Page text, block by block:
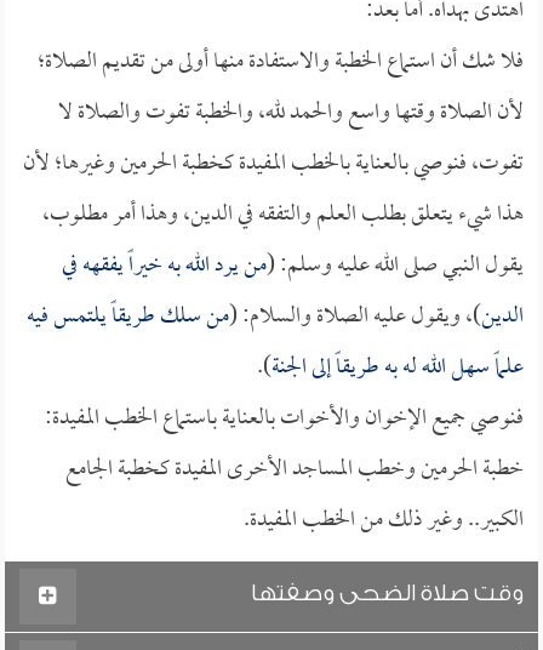
اهتدى بهداه. أما بعد:
فلا شك أن استماع الخطبة والاستفادة منها أولى من تقديم الصلاة؛
لأن الصلاة وقتها واسع والحمد لله، والخطبة تفوت والصلاة لا
تفوت، فنوصي بالعناية بالخطب المفيدة كخطبة الحرمين وغيرها؛ لأن
هذا شيء يتعلق بطلب العلم والتفقه في الدين، وهذا أمر مطلوب،
يقول النبي صلى الله عليه وسلم: (من يرد الله به خيراً يفقهه في
الدين)، ويقول عليه الصلاة والسلام: (من سلك طريقاً يلتمس فيه
علماً سهل الله له به طريقاً إلى الجنة).
فنوصي جميع الإخوان والأخوات بالعناية باستماع الخطب المفيدة:
خطبة الحرمين وخطب المساجد الأخرى المفيدة كخطبة الجامع
الكبير.. وغير ذلك من الخطب المفيدة.
وقت صلاة الضحى وصفتها